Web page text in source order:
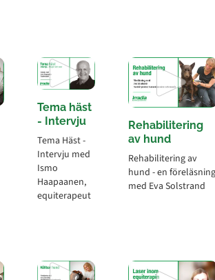
Tema häst
- Intervju
Tema Häst -
Intervju med
Ismo
Haapaanen,
equiterapeut
Rehabilitering
av hund
Rehabilitering av
hund - en föreläsning
med Eva Solstrand